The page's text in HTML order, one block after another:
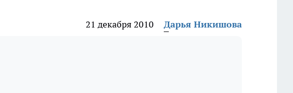
21 декабря 2010 Дарья Никишова